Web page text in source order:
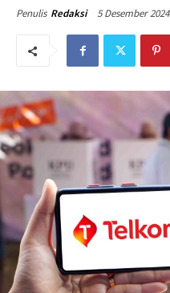
Penulis Redaksi 5 Desember 2024